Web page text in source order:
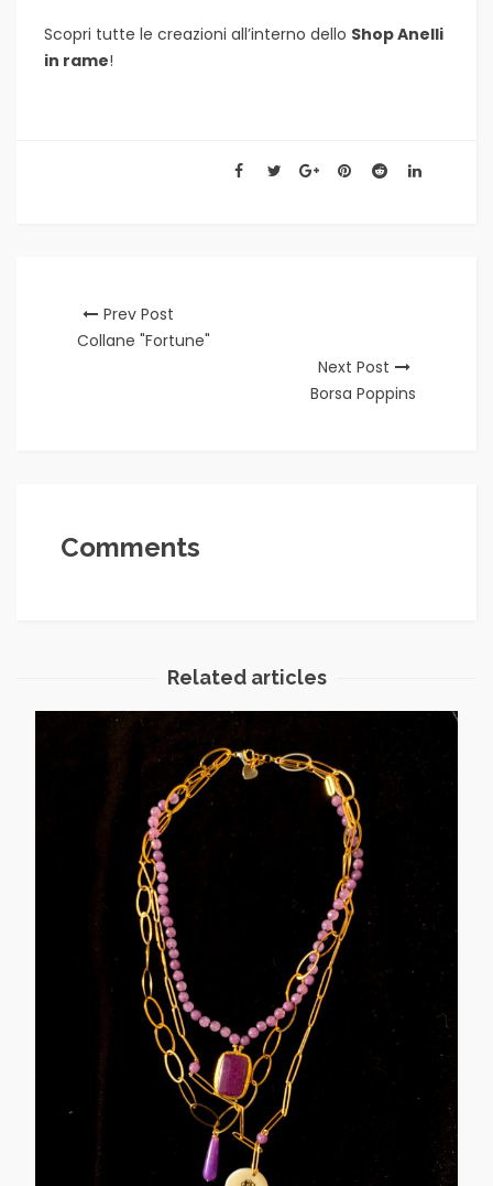
Scopri tutte le creazioni all’interno dello Shop Anelli
in rame!
Prev Post
Collane "Fortune"
Next Post
Borsa Poppins
Comments
Related articles